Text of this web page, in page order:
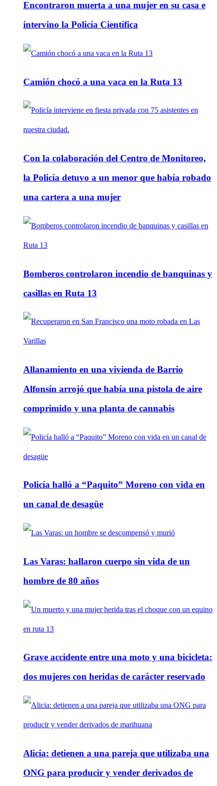
Encontraron muerta a una mujer en su casa e
intervino la Policía Científica
Camión chocó a una vaca en la Ruta 13
Con la colaboración del Centro de Monitoreo,
la Policía detuvo a un menor que había robado
una cartera a una mujer
Bomberos controlaron incendio de banquinas y
casillas en Ruta 13
Allanamiento en una vivienda de Barrio
Alfonsín arrojó que había una pistola de aire
comprimido y una planta de cannabis
Policía halló a “Paquito” Moreno con vida en
un canal de desagüe
Las Varas: hallaron cuerpo sin vida de un
hombre de 80 años
Grave accidente entre una moto y una bicicleta:
dos mujeres con heridas de carácter reservado
Alicia: detienen a una pareja que utilizaba una
ONG para producir y vender derivados de